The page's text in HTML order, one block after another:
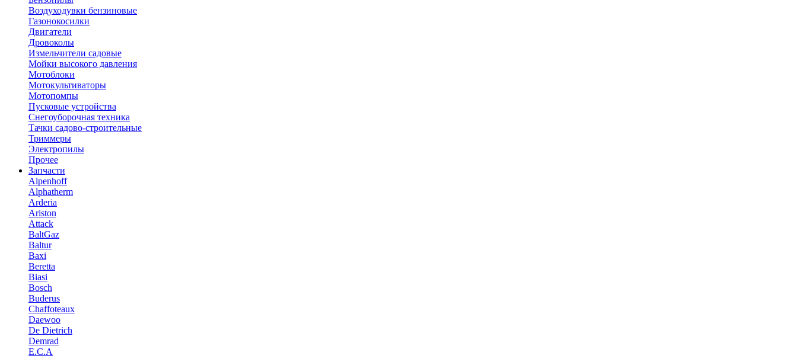
Воздуходувки бензиновые
Газонокосилки
Двигатели
Дровоколы
Измельчители садовые
Мойки высокого давления
Мотоблоки
Мотокультиваторы
Мотопомпы
Пусковые устройства
Снегоуборочная техника
Тачки садово-строительные
Триммеры
Электропилы
Прочее
Запчасти
Alpenhoff
Alphatherm
Arderia
Ariston
Attack
BaltGaz
Baltur
Baxi
Beretta
Biasi
Bosch
Buderus
Chaffoteaux
Daewoo
De Dietrich
Demrad
E.C.A